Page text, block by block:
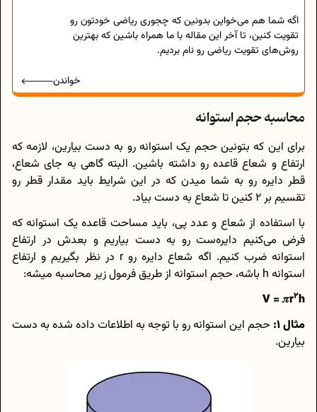
اگه شما هم می‌خواین بدونین که چجوری ریاضی خودتون رو
تقویت کنین، تا آخر این مقاله با ما همراه باشین که بهترین
روش‌های تقویت ریاضی رو نام بردیم.
خواندن
محاسبه حجم استوانه
برای این که بتونین حجم یک استوانه رو به دست بیارین، لازمه که
ارتفاع و شعاع قاعده رو داشته باشین. البته گاهی به جای شعاع،
قطر دایره رو به شما میدن که در این شرایط باید مقدار قطر رو
تقسیم بر 2 کنین تا شعاع به دست بیاد.
با استفاده از شعاع و عدد پی، باید مساحت قاعده یک استوانه که
فرض می‌کنیم دایره‌ست رو به دست بیاریم و بعدش در ارتفاع
استوانه ضرب کنیم. اگه شعاع دایره رو r در نظر بگیریم و ارتفاع
استوانه h باشه، حجم استوانه از طریق فرمول زیر محاسبه میشه:
V = 𝜋r2h
مثال 1:
حجم این استوانه رو با توجه به اطلاعات داده شده به دست
بیارین.